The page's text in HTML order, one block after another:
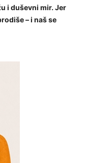
i duševni mir. Jer
– i naš se